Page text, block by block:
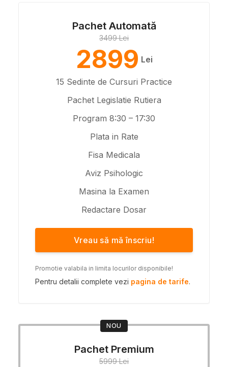
Pachet Automată
3499 Lei
2899 Lei
15 Sedinte de Cursuri Practice
Pachet Legislatie Rutiera
Program 8:30 – 17:30
Plata in Rate
Fisa Medicala
Aviz Psihologic
Masina la Examen
Redactare Dosar
Vreau să mă înscriu!
Promotie valabila in limita locurilor disponibile!
Pentru detalii complete vezi pagina de tarife.
NOU
Pachet Premium
5999 Lei